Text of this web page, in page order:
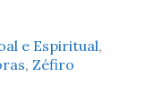
e Espiritual,
, Zéfiro